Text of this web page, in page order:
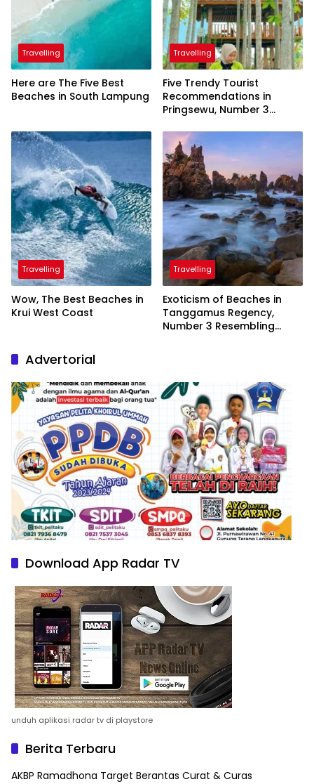
Travelling
Here are The Five Best
Beaches in South Lampung
Travelling
Five Trendy Tourist
Recommendations in
Pringsewu, Number 3
President
Travelling
Wow, The Best Beaches in
Krui West Coast
Travelling
Exoticism of Beaches in
Tanggamus Regency,
Number 3 Resembling
Advertorial
Download App Radar TV
unduh aplikasi radar tv di playstore
Berita Terbaru
AKBP Ramadhona Target Berantas Curat & Curas